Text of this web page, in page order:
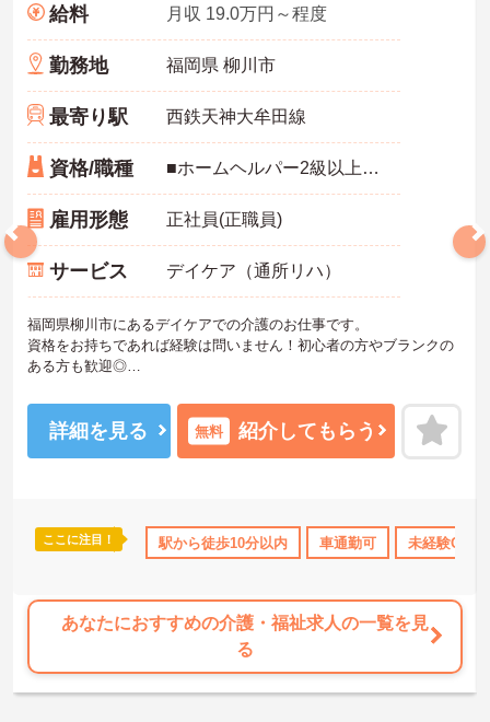
資格取得サポート 研修制度あり 産休･育休･介護休暇取得実
給料 月収 19.0万円～程度
勤務地 福岡県 柳川市
最寄り駅 西鉄天神大牟田線
資格/職種 ■ホームヘルパー2級以上必須（介護職員初任者研修修了者尚可） ※介護福祉士あれば尚可 ■普通自動車運転免許（AT限定可）必須 ■経験不問
雇用形態 正社員(正職員)
サービス デイケア（通所リハ）
福岡県柳川市にあるデイケアでの介護のお仕事です。
資格をお持ちであれば経験は問いません！初心者の方やブランクの
ある方も歓迎◎
応じて長くお仕事を続けていくことができます☆
駐車場が完備されていて、マイカー通勤が可能なため、通勤に便利
詳細を見る 無料 紹介してもらう
ここに注目！ 駅から徒歩10分以内 車通勤可 未経験OK
あなたにおすすめの介護・福祉求人の一覧を見
る